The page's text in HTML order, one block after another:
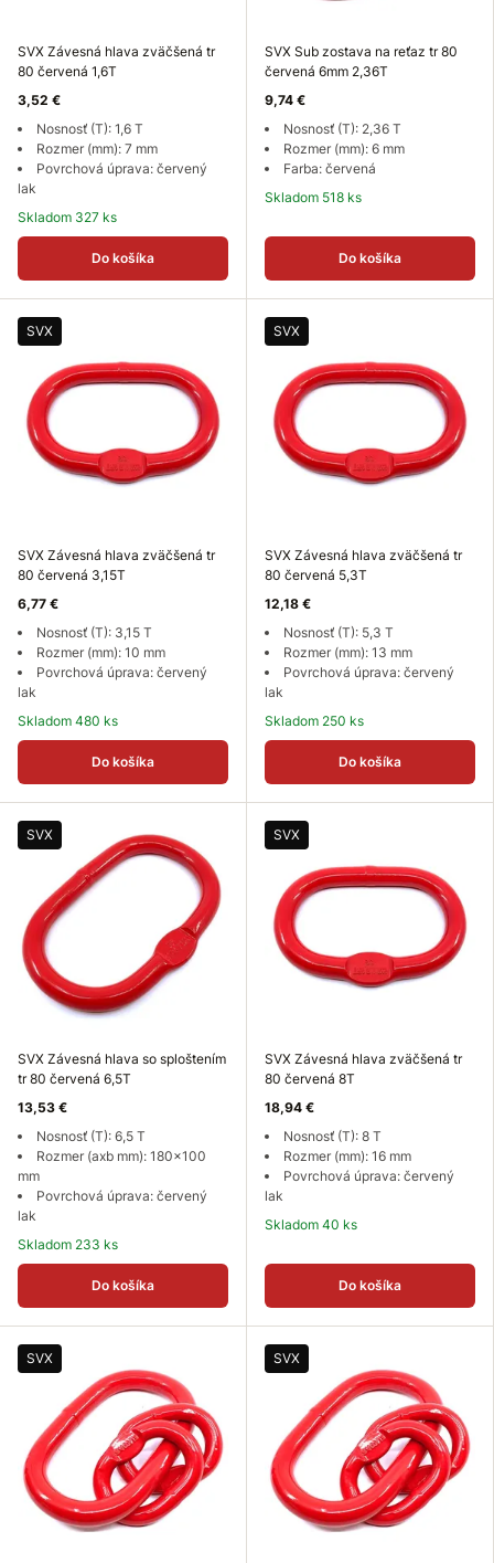
SVX Závesná hlava zväčšená tr
80 červená 1,6T
3,52 €
Nosnosť (T): 1,6 T
Rozmer (mm): 7 mm
Povrchová úprava: červený
lak
Skladom 327 ks
Do košíka
SVX Sub zostava na reťaz tr 80
červená 6mm 2,36T
9,74 €
Nosnosť (T): 2,36 T
Rozmer (mm): 6 mm
Farba: červená
Skladom 518 ks
Do košíka
SVX
SVX Závesná hlava zväčšená tr
80 červená 3,15T
6,77 €
Nosnosť (T): 3,15 T
Rozmer (mm): 10 mm
Povrchová úprava: červený
lak
Skladom 480 ks
Do košíka
SVX
SVX Závesná hlava zväčšená tr
80 červená 5,3T
12,18 €
Nosnosť (T): 5,3 T
Rozmer (mm): 13 mm
Povrchová úprava: červený
lak
Skladom 250 ks
Do košíka
SVX
SVX Závesná hlava so sploštením
tr 80 červená 6,5T
13,53 €
Nosnosť (T): 6,5 T
Rozmer (axb mm): 180x100
mm
Povrchová úprava: červený
lak
Skladom 233 ks
Do košíka
SVX
SVX Závesná hlava zväčšená tr
80 červená 8T
18,94 €
Nosnosť (T): 8 T
Rozmer (mm): 16 mm
Povrchová úprava: červený
lak
Skladom 40 ks
Do košíka
SVX SVX